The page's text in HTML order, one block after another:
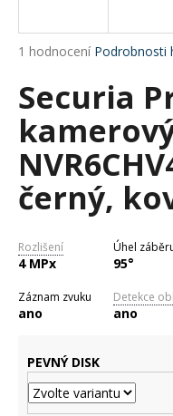
Průměrné
produktu
je
4,0
5
hvězdiček.
1 hodnocení Podrobnosti
Securia
černý,
Rozlišení
4 MPx
Úhel
95°
Záznam zvuku
ano
Detekce
ano
PEVNÝ DISK
j
t
?
HLEDAT
D
o
u